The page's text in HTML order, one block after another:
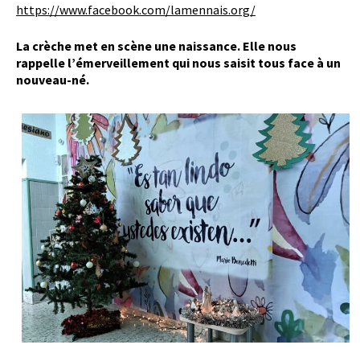
https://www.facebook.com/lamennais.org/
La crèche met en scène une naissance. Elle nous
rappelle l’émerveillement qui nous saisit tous face à un
nouveau-né.